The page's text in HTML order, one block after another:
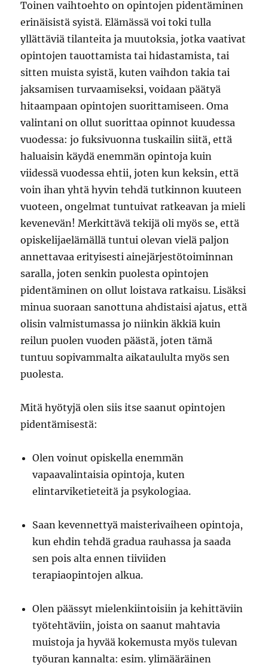
Toinen vaihtoehto on opintojen pidentäminen
erinäisistä syistä. Elämässä voi toki tulla
yllättäviä tilanteita ja muutoksia, jotka vaativat
opintojen tauottamista tai hidastamista, tai
sitten muista syistä, kuten vaihdon takia tai
jaksamisen turvaamiseksi, voidaan päätyä
hitaampaan opintojen suorittamiseen. Oma
valintani on ollut suorittaa opinnot kuudessa
vuodessa: jo fuksivuonna tuskailin siitä, että
haluaisin käydä enemmän opintoja kuin
viidessä vuodessa ehtii, joten kun keksin, että
voin ihan yhtä hyvin tehdä tutkinnon kuuteen
vuoteen, ongelmat tuntuivat ratkeavan ja mieli
kevenevän! Merkittävä tekijä oli myös se, että
opiskelijaelämällä tuntui olevan vielä paljon
annettavaa erityisesti ainejärjestötoiminnan
saralla, joten senkin puolesta opintojen
pidentäminen on ollut loistava ratkaisu. Lisäksi
minua suoraan sanottuna ahdistaisi ajatus, että
olisin valmistumassa jo niinkin äkkiä kuin
reilun puolen vuoden päästä, joten tämä
tuntuu sopivammalta aikataululta myös sen
puolesta.
Mitä hyötyjä olen siis itse saanut opintojen
pidentämisestä:
Olen voinut opiskella enemmän
vapaavalintaisia opintoja, kuten
elintarviketieteitä ja psykologiaa.
Saan kevennettyä maisterivaiheen opintoja,
kun ehdin tehdä gradua rauhassa ja saada
sen pois alta ennen tiiviiden
terapiaopintojen alkua.
Olen päässyt mielenkiintoisiin ja kehittäviin
työtehtäviin, joista on saanut mahtavia
muistoja ja hyvää kokemusta myös tulevan
työuran kannalta: esim. ylimääräinen